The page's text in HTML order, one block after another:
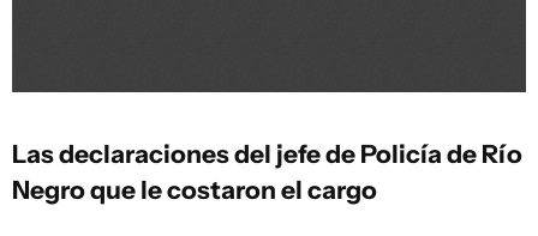
Las declaraciones del jefe de Policía de Río
Negro que le costaron el cargo